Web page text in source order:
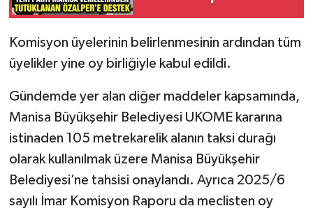
Susmayacağız”
Komisyon üyelerinin belirlenmesinin ardından tüm
üyelikler yine oy birliğiyle kabul edildi.
Gündemde yer alan diğer maddeler kapsamında,
Manisa Büyükşehir Belediyesi UKOME kararına
istinaden 105 metrekarelik alanın taksi durağı
olarak kullanılmak üzere Manisa Büyükşehir
Belediyesi’ne tahsisi onaylandı. Ayrıca 2025/6
sayılı İmar Komisyon Raporu da meclisten oy